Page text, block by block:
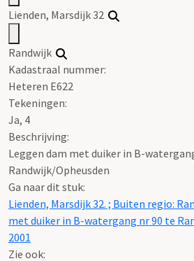
Lienden, Marsdijk 32
Randwijk
Kadastraal nummer:
Heteren E622
Tekeningen:
Ja, 4
Beschrijving:
Leggen dam met duiker in B-
Randwijk/Opheusden
Ga naar dit stuk:
Lienden, Marsdijk 32. ; Buiten regio:
met duiker in B-watergang nr 90 te
2001
Zie ook: